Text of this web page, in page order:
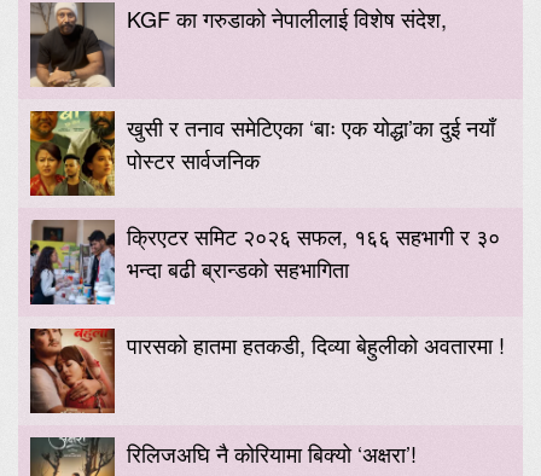
KGF का गरुडाको नेपालीलाई विशेष संदेश,
खुसी र तनाव समेटिएका ‘बाः एक योद्धा’का दुई नयाँ
पोस्टर सार्वजनिक
क्रिएटर समिट २०२६ सफल, १६६ सहभागी र ३०
भन्दा बढी ब्रान्डको सहभागिता
पारसको हातमा हतकडी, दिव्या बेहुलीको अवतारमा !
रिलिजअघि नै कोरियामा बिक्यो ‘अक्षरा’!